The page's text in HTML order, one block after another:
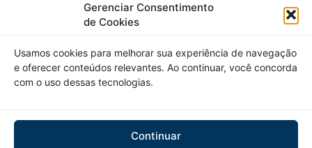
Gerenciar Consentimento
de Cookies
Usamos cookies para melhorar sua experiência de navegação
e oferecer conteúdos relevantes. Ao continuar, você concorda
com o uso dessas tecnologias.
Continuar
Aproveite! Site não-oficial.
SIGA-NOS